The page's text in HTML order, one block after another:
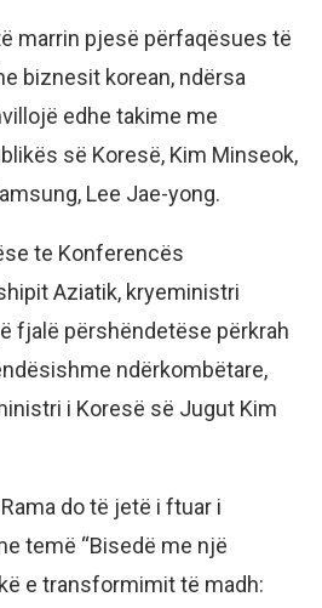
marrin pjesë përfaqësues të
biznesit korean, ndërsa
edhe takime me
së Koresë, Kim Minseok,
Lee Jae-yong.
te Konferencës
Aziatik, kryeministri
fjalë përshëndetëse përkrah
ndërkombëtare,
i Koresë së Jugut Kim
do të jetë i ftuar i
temë “Bisedë me një
e transformimit të madh: